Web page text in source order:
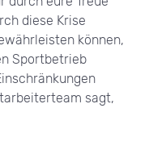
diese Krise
können,
Sportbetrieb
sagt,